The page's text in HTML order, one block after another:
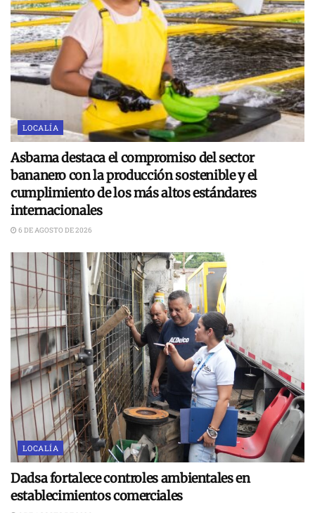
LOCALÍA
Asbama destaca el compromiso del sector
bananero con la producción sostenible y el
cumplimiento de los más altos estándares
internacionales
6 DE AGOSTO DE 2026
LOCALÍA
Dadsa fortalece controles ambientales en
establecimientos comerciales